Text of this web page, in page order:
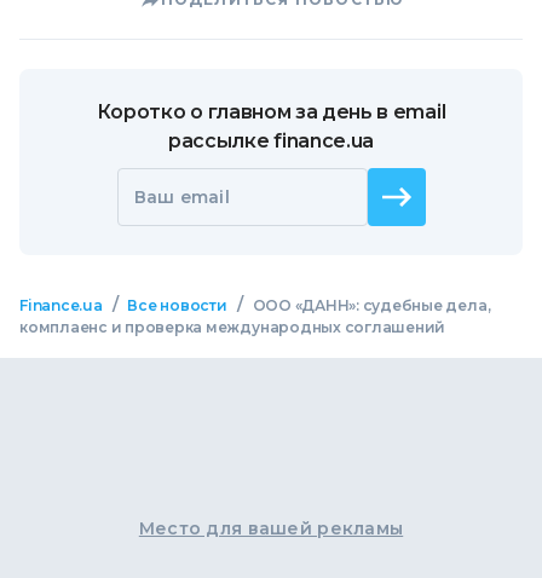
Коротко о главном за день в email
рассылке finance.ua
Ваш email
Finance.ua / Все новости /
ООО «ДАНН»: судебные дела,
комплаенс и проверка международных соглашений
Место для вашей рекламы